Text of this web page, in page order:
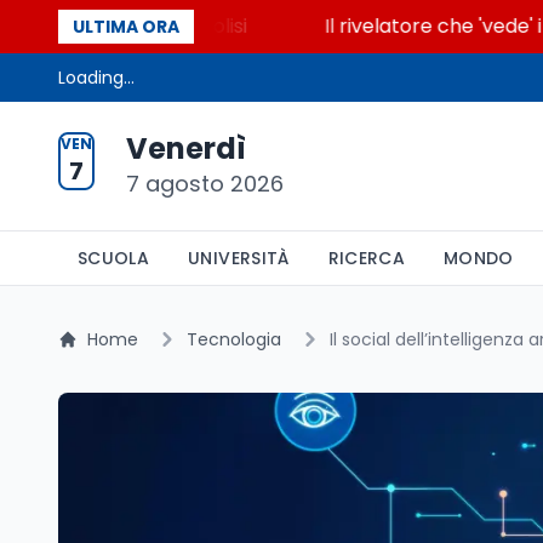
ULTIMA ORA
la glicolisi Il rivelatore che 'vede' i
Loading...
VEN
7
Venerdì
7 agosto 2026
SCUOLA UNIVERSITÀ RICERCA MONDO
Home Tecnologia